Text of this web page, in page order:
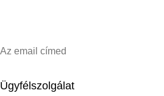
Ügyfélszolgálat